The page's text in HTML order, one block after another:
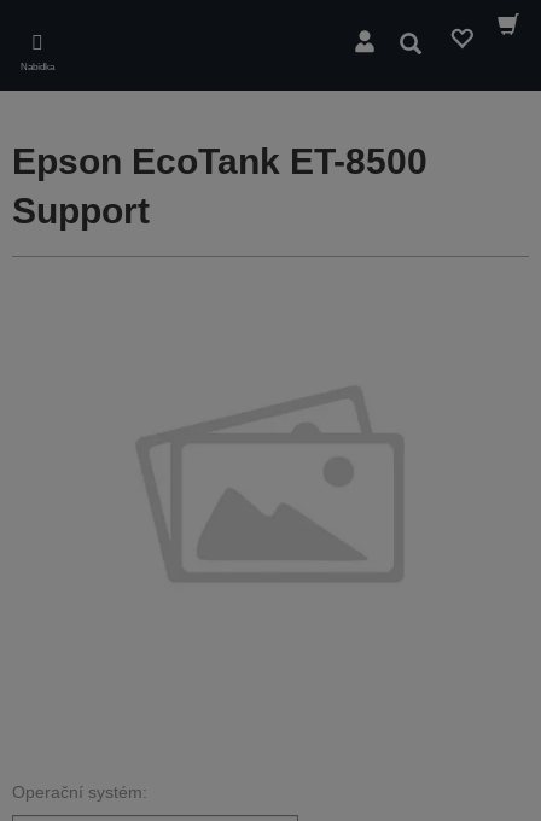
main
content
Nabídka
Hledat
Epson EcoTank ET-8500
Support
Operační systém: